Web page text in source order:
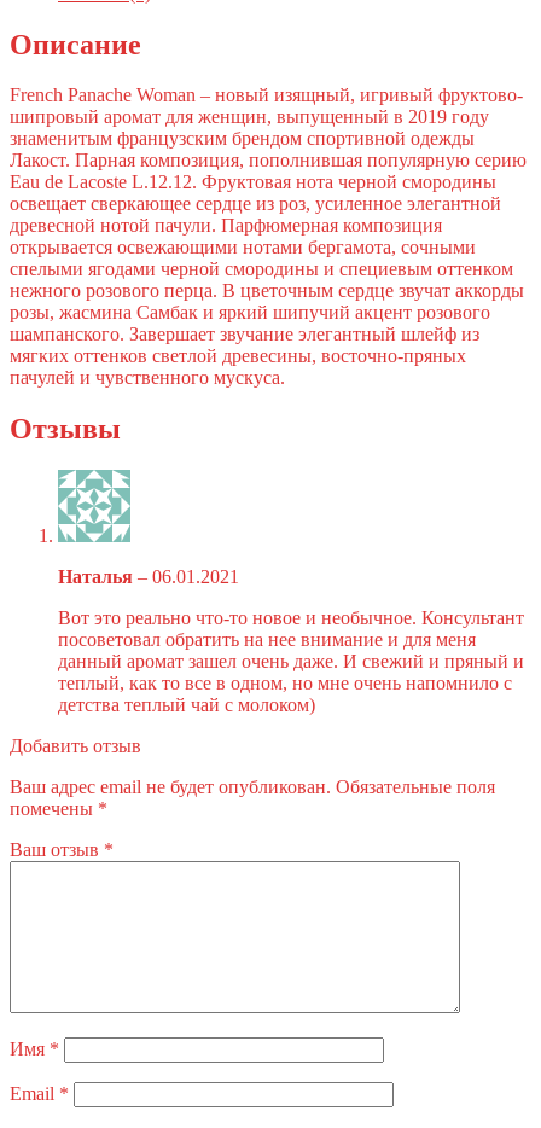
Описание
French Panache Woman – новый изящный, игривый фруктово-
шипровый аромат для женщин, выпущенный в 2019 году
знаменитым французским брендом спортивной одежды
Лакост. Парная композиция, пополнившая популярную серию
Eau de Lacoste L.12.12. Фруктовая нота черной смородины
освещает сверкающее сердце из роз, усиленное элегантной
древесной нотой пачули. Парфюмерная композиция
открывается освежающими нотами бергамота, сочными
спелыми ягодами черной смородины и специевым оттенком
нежного розового перца. В цветочным сердце звучат аккорды
розы, жасмина Самбак и яркий шипучий акцент розового
шампанского. Завершает звучание элегантный шлейф из
мягких оттенков светлой древесины, восточно-пряных
пачулей и чувственного мускуса.
Отзывы
Наталья – 06.01.2021
Вот это реально что-то новое и необычное. Консультант
посоветовал обратить на нее внимание и для меня
данный аромат зашел очень даже. И свежий и пряный и
теплый, как то все в одном, но мне очень напомнило с
детства теплый чай с молоком)
Добавить отзыв
Ваш адрес email не будет опубликован. Обязательные поля
помечены *
Ваш отзыв *
Имя *
Email *